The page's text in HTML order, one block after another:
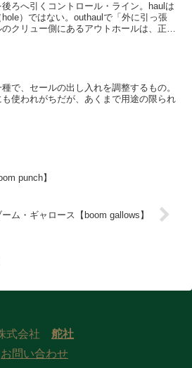
ろへ引くコントロール・ライン。haulは
hole）ではない。outhaulで「外に引っ張
クリュー側にあるアウトホールは、正確
で、セールの出し入れを調整するもの。
使われがちだが、あくまで用途の限られ
punch】
ーム・ギャロース【boom gallows】
式会社 舵社
お問い合わせ